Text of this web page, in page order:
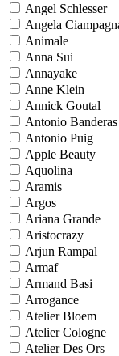
Angel Schlesser
Angela
Animale
Anna Sui
Annayake
Anne Klein
Annick Goutal
Antonio Banderas
Antonio Puig
Apple Beauty
Aquolina
Aramis
Argos
Ariana Grande
Aristocrazy
Arjun Rampal
Armaf
Armand Basi
Arrogance
Atelier Bloem
Atelier Cologne
Atelier Des Ors